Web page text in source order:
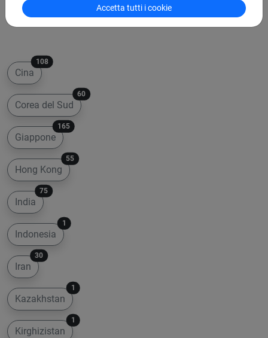
Cina
108
Corea del Sud
60
Giappone
165
Hong Kong
55
India
75
Indonesia
1
Iran
30
Kazakhstan
1
Kirghizistan
1
Accetta tutti i cookie